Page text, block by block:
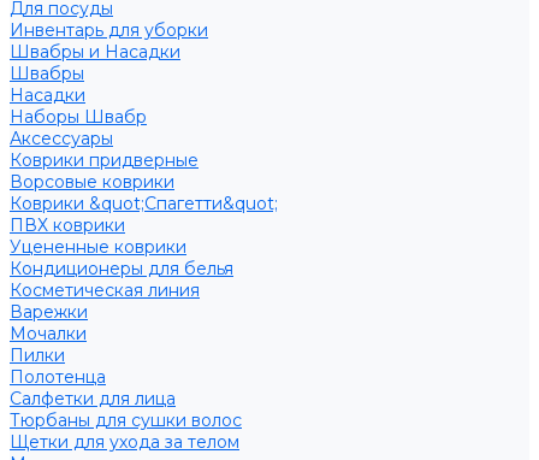
Для посуды
Инвентарь для уборки
Швабры и Насадки
Швабры
Насадки
Наборы Швабр
Аксессуары
Коврики придверные
Ворсовые коврики
Коврики &quot;Спагетти&quot;
ПВХ коврики
Уцененные коврики
Кондиционеры для белья
Косметическая линия
Варежки
Мочалки
Пилки
Полотенца
Салфетки для лица
Тюрбаны для сушки волос
Щетки для ухода за телом